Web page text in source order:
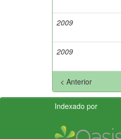
2009
2009
< Anterior
Indexado por